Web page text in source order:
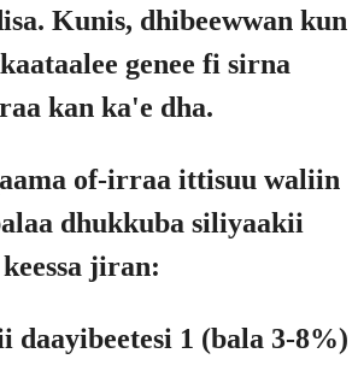
Kunis, dhibeewwan kun
genee fi sirna
kan ka'e dha.
of-irraa ittisuu waliin
dhukkuba siliyaakii
jiran:
daayibeetesi 1 (bala 3-8%)